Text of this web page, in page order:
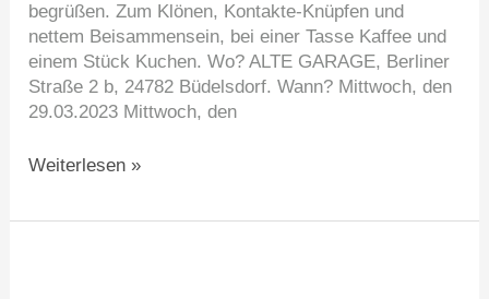
begrüßen. Zum Klönen, Kontakte-Knüpfen und
nettem Beisammensein, bei einer Tasse Kaffee und
einem Stück Kuchen. Wo? ALTE GARAGE, Berliner
Straße 2 b, 24782 Büdelsdorf. Wann? Mittwoch, den
29.03.2023 Mittwoch, den
Weiterlesen »